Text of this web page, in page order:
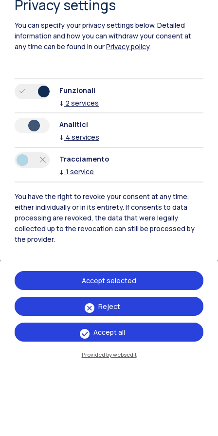
IT EN
Milano Bovisa
Cremona
Mantova
Piacenza
Xi'an
Naviga il sito
Privacy settings
You can specify your privacy settings below. Detailed
information and how you can withdraw your consent at
any time can be found in ourPrivacy policy.
Funzionali
↓ 2 services
Analitici
↓ 4 services
Tracciamento
↓ 1 service
You have the right to revoke your consent at any time,
either individually or in its entirety. If consents to data
processing are revoked, the data that were legally
collected up to the revocation can still be processed by
the provider.
Reject
Accept selected
Accept all
Provided by websedit